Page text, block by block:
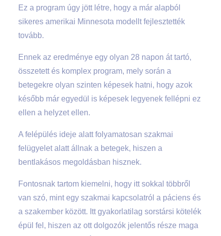
Ez a program úgy jött létre, hogy a már alapból
sikeres amerikai Minnesota modellt fejlesztették
tovább.
Ennek az eredménye egy olyan 28 napon át tartó,
összetett és komplex program, mely során a
betegekre olyan szinten képesek hatni, hogy azok
később már egyedül is képesek legyenek fellépni ez
ellen a helyzet ellen.
A felépülés ideje alatt folyamatosan szakmai
felügyelet alatt állnak a betegek, hiszen a
bentlakásos megoldásban hisznek.
Fontosnak tartom kiemelni, hogy itt sokkal többről
van szó, mint egy szakmai kapcsolatról a páciens és
a szakember között. Itt gyakorlatilag sorstársi kötelék
épül fel, hiszen az ott dolgozók jelentős része maga